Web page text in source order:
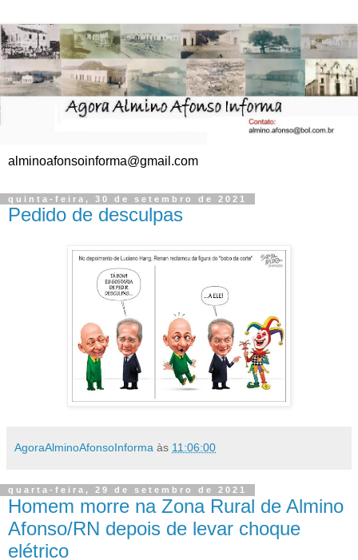
alminoafonsoinforma@gmail.com
quinta-feira, 30 de setembro de 2021
Pedido de desculpas
AgoraAlminoAfonsoInforma às 11:06:00
quarta-feira, 29 de setembro de 2021
Homem morre na Zona Rural de Almino
Afonso/RN depois de levar choque
elétrico